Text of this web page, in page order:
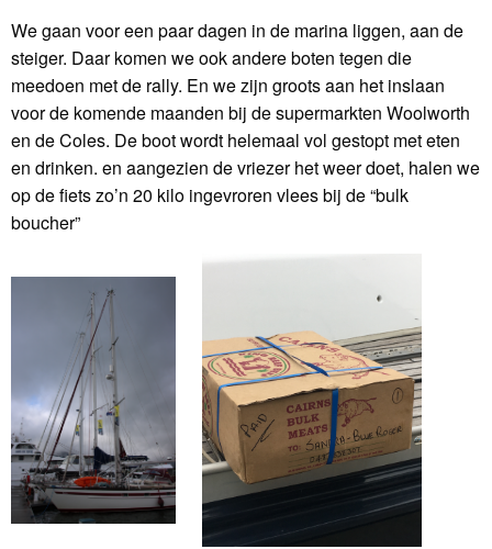
We gaan voor een paar dagen in de marina liggen, aan de
steiger. Daar komen we ook andere boten tegen die
meedoen met de rally. En we zijn groots aan het inslaan
voor de komende maanden bij de supermarkten Woolworth
en de Coles. De boot wordt helemaal vol gestopt met eten
en drinken. en aangezien de vriezer het weer doet, halen we
op de fiets zo’n 20 kilo ingevroren vlees bij de “bulk
boucher”